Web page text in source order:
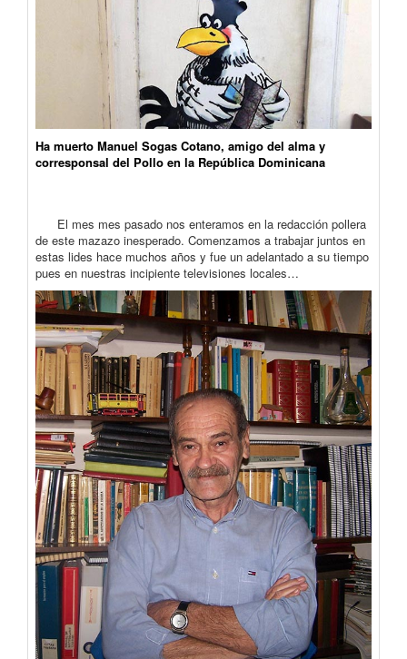
Ha muerto Manuel Sogas Cotano, amigo del alma y
corresponsal del Pollo en la República Dominicana
El mes mes pasado nos enteramos en la redacción pollera
de este mazazo inesperado. Comenzamos a trabajar juntos en
estas lides hace muchos años y fue un adelantado a su tiempo
pues en nuestras incipiente televisiones locales…